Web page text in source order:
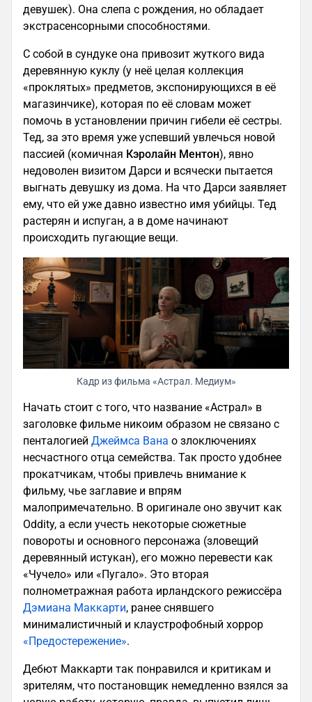
девушек). Она слепа с рождения, но обладает
экстрасенсорными способностями.
С собой в сундуке она привозит жуткого вида
деревянную куклу (у неё целая коллекция
«проклятых» предметов, экспонирующихся в её
магазинчике), которая по её словам может
помочь в установлении причин гибели её сестры.
Тед, за это время уже успевший увлечься новой
пассией (комичная Кэролайн Ментон), явно
недоволен визитом Дарси и всячески пытается
выгнать девушку из дома. На что Дарси заявляет
ему, что ей уже давно известно имя убийцы. Тед
растерян и испуган, а в доме начинают
происходить пугающие вещи.
Кадр из фильма «Астрал. Медиум»
Начать стоит с того, что название «Астрал» в
заголовке фильме никоим образом не связано с
пенталогией Джеймса Вана о злоключениях
несчастного отца семейства. Так просто удобнее
прокатчикам, чтобы привлечь внимание к
фильму, чье заглавие и впрям
малопримечательно. В оригинале оно звучит как
Oddity, а если учесть некоторые сюжетные
повороты и основного персонажа (зловещий
деревянный истукан), его можно перевести как
«Чучело» или «Пугало». Это вторая
полнометражная работа ирландского режиссёра
Дэмиана Маккарти, ранее снявшего
минималистичный и клаустрофобный хоррор
«Предостережение».
Дебют Маккарти так понравился и критикам и
зрителям, что постановщик немедленно взялся за